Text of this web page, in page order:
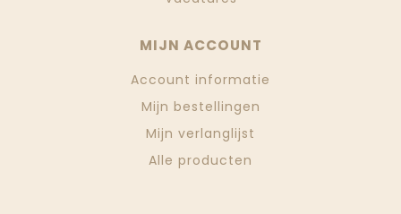
MIJN ACCOUNT
Account informatie
Mijn bestellingen
Mijn verlanglijst
Alle producten